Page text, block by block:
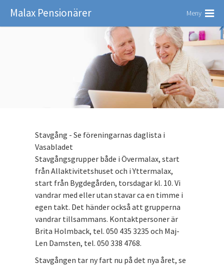
Malax Pensionärer Meny
Stavgång - Se föreningarnas daglista i
Vasabladet
Stavgångsgrupper både i Övermalax, start
från Allaktivitetshuset och i Yttermalax,
start från Bygdegården, torsdagar kl. 10. Vi
vandrar med eller utan stavar ca en timme i
egen takt. Det händer också att grupperna
vandrar tillsammans. Kontaktpersoner är
Brita Holmback, tel. 050 435 3235 och Maj-
Len Damsten, tel. 050 338 4768.
Stavgången tar ny fart nu på det nya året, se